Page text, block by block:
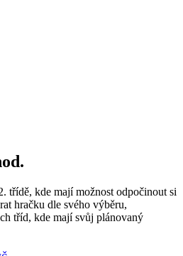
třídě, kde mají možnost odpočinout si
hračku dle svého výběru,
tříd, kde mají svůj plánovaný